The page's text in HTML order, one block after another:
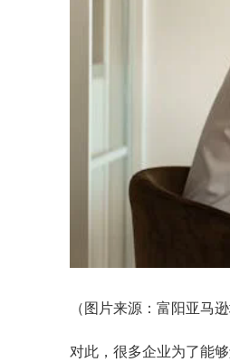
（图片来源：富阳亚马
对此，很多企业为了能